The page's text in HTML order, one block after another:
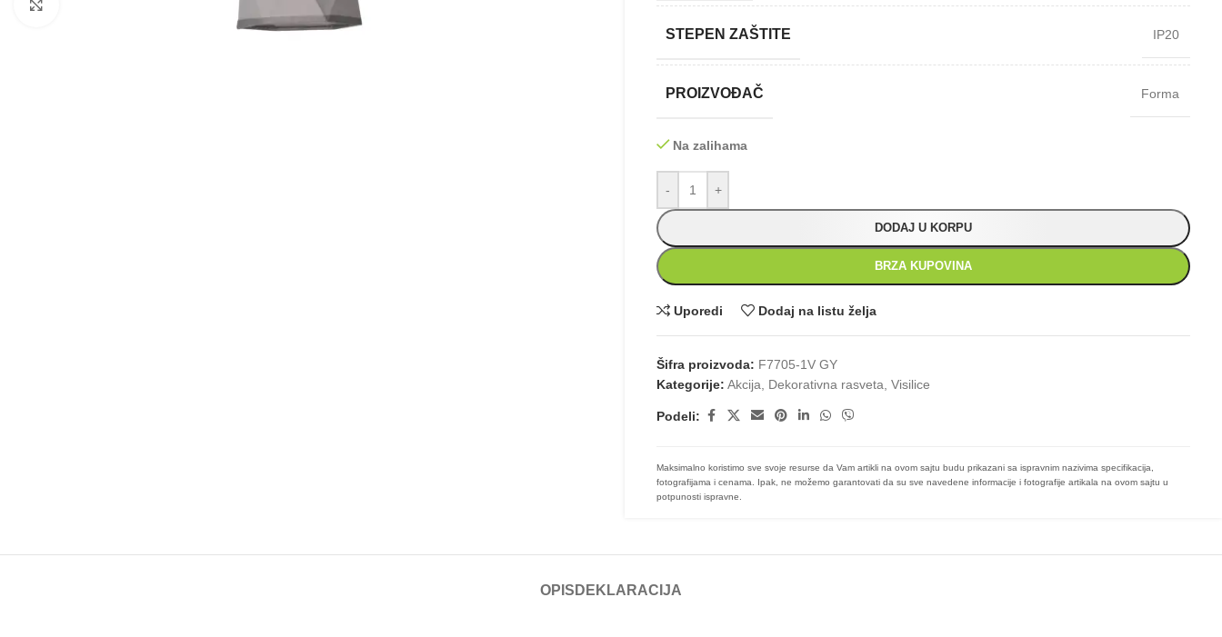
STEPEN ZAŠTITE IP20
PROIZVOĐAČ Forma
Na zalihama
- +
DODAJ U KORPU
BRZA KUPOVINA
Uporedi Dodaj na listu želja
Šifra proizvoda: F7705-1V GY
Kategorije: Akcija Dekorativna rasveta Visilice
Podeli:
Maksimalno koristimo sve svoje resurse da Vam artikli na ovom sajtu budu prikazani sa ispravnim nazivima specifikacija,
fotografijama i cenama. Ipak, ne možemo garantovati da su sve navedene informacije i fotografije artikala na ovom sajtu u
potpunosti ispravne.
OPIS DEKLARACIJA